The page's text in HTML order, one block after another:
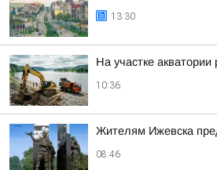
13:30
На участке
10:36
Жителям Ижевска
08:46